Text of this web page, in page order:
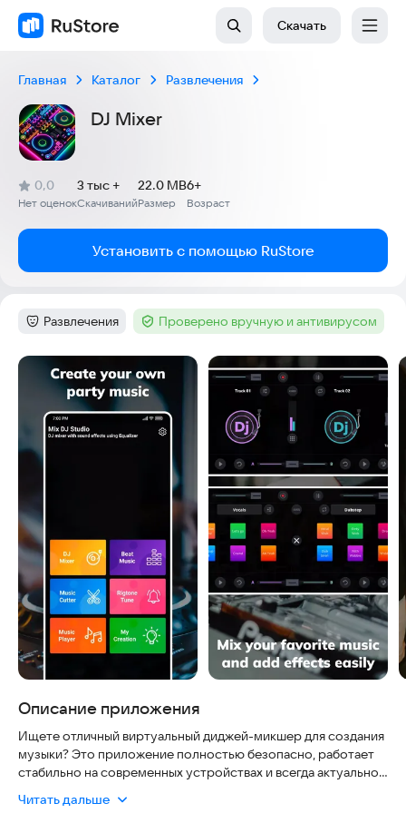
Скачать
Главная Каталог Развлечения
DJ Mixer
Рейтинг:
0,0
(
Нет оценок
)
Скачиваний
3 тыс +
Размер
22.0 MB
Возраст
6+
Установить с помощью RuStore
Категория:
Развлечения Тег :Проверено вручную и антивирусом
Скриншоты
Описание приложения
Ищете отличный виртуальный диджей-микшер для создания
музыки? Это приложение полностью безопасно, работает
стабильно на современных устройствах и всегда актуально
беспокоиться о вирусе или сложной настройке — просто
Читать дальше